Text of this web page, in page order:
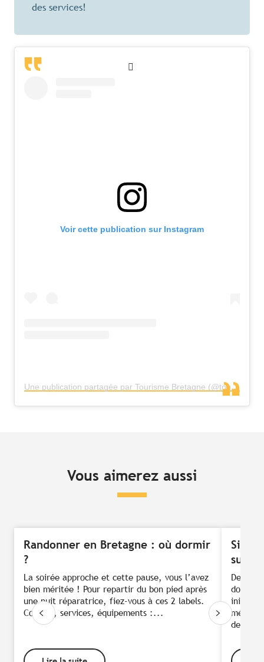
des services!
Voir cette publication sur Instagram
Une publication partagée par Tourisme Bretagne (@tourisme_bretagne)
Vous aimerez aussi
Randonner en Bretagne : où dormir
?
La soirée approche et cette pause, vous l’avez
bien méritée ! Pour repartir du bon pied après
une nuit réparatrice, fiez-vous à ces 2 labels.
Confort, services, équipements :...
sur
Deux
initiés,
de...